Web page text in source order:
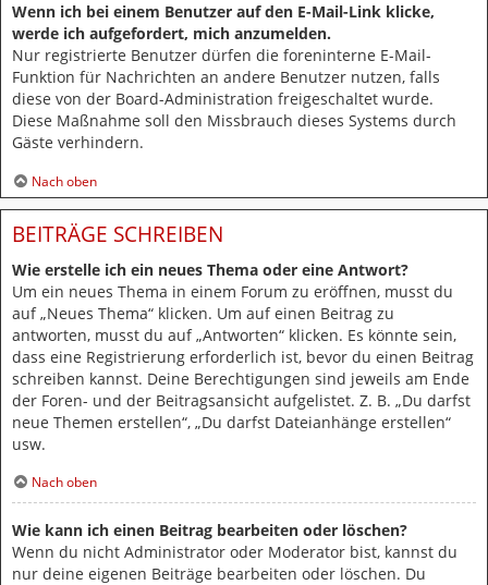
Wenn ich bei einem Benutzer auf den E-Mail-Link klicke,
werde ich aufgefordert, mich anzumelden.
Nur registrierte Benutzer dürfen die foreninterne E-Mail-
Funktion für Nachrichten an andere Benutzer nutzen, falls
diese von der Board-Administration freigeschaltet wurde.
Diese Maßnahme soll den Missbrauch dieses Systems durch
Gäste verhindern.
Nach oben
BEITRÄGE SCHREIBEN
Wie erstelle ich ein neues Thema oder eine Antwort?
Um ein neues Thema in einem Forum zu eröffnen, musst du
auf „Neues Thema“ klicken. Um auf einen Beitrag zu
antworten, musst du auf „Antworten“ klicken. Es könnte sein,
dass eine Registrierung erforderlich ist, bevor du einen Beitrag
schreiben kannst. Deine Berechtigungen sind jeweils am Ende
der Foren- und der Beitragsansicht aufgelistet. Z. B. „Du darfst
neue Themen erstellen“, „Du darfst Dateianhänge erstellen“
usw.
Nach oben
Wie kann ich einen Beitrag bearbeiten oder löschen?
Wenn du nicht Administrator oder Moderator bist, kannst du
nur deine eigenen Beiträge bearbeiten oder löschen. Du